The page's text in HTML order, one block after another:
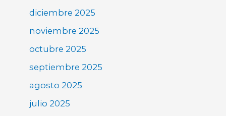
diciembre 2025
noviembre 2025
octubre 2025
septiembre 2025
agosto 2025
julio 2025